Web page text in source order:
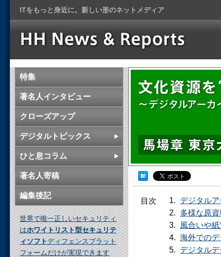
ITをもっと身近に。新しい形のネットメディア
特集
著名人インタビュー
クローズアップ
デジタルトピックス
ひと息コラム
著名人寄稿
編集後記
世界で唯一正しいセキュリティ
はホワイトリスト型セキュリテ
ィソフトディフェンスプラット
フォームだけが実現できます
目次
デジタル
多様な原
風合いや
海外での
デジタル